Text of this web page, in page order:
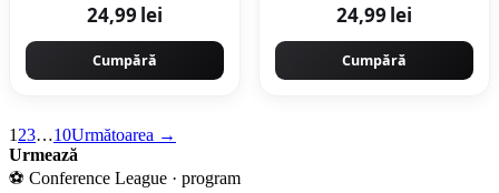
24,99 lei
Cumpără
24,99 lei
Cumpără
1 23…10Următoarea →
Urmează
⚽ Conference League · program